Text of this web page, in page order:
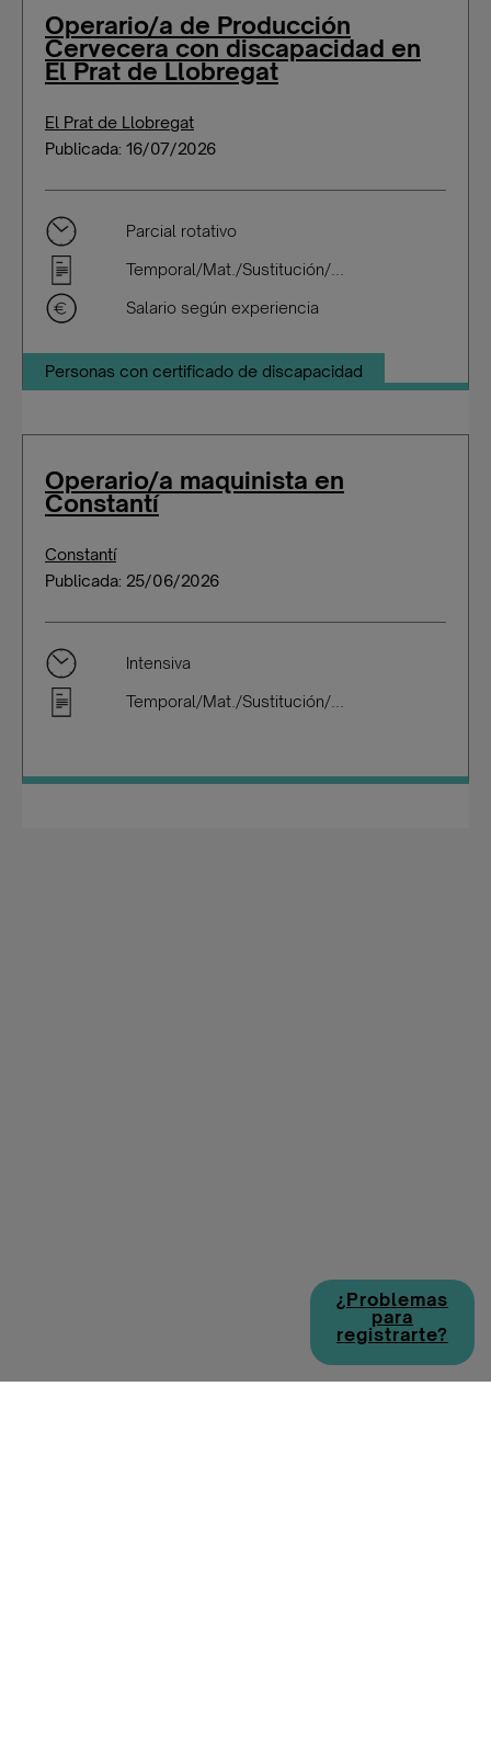
Operario/a de Producción
Cervecera con discapacidad en
El Prat de Llobregat
El Prat de Llobregat
Publicada: 16/07/2026
Parcial rotativo
Temporal/Mat./Sustitución/...
Salario según experiencia
Personas con certificado de discapacidad
Operario/a maquinista en
Constantí
Constantí
Publicada: 25/06/2026
Intensiva
Temporal/Mat./Sustitución/...
¿Problemas
para
registrarte?